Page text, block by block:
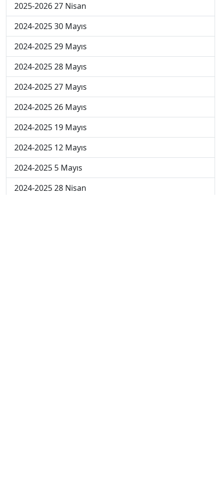
2025-2026 27 Nisan
2024-2025 30 Mayıs
2024-2025 29 Mayıs
2024-2025 28 Mayıs
2024-2025 27 Mayıs
2024-2025 26 Mayıs
2024-2025 19 Mayıs
2024-2025 12 Mayıs
2024-2025 5 Mayıs
2024-2025 28 Nisan